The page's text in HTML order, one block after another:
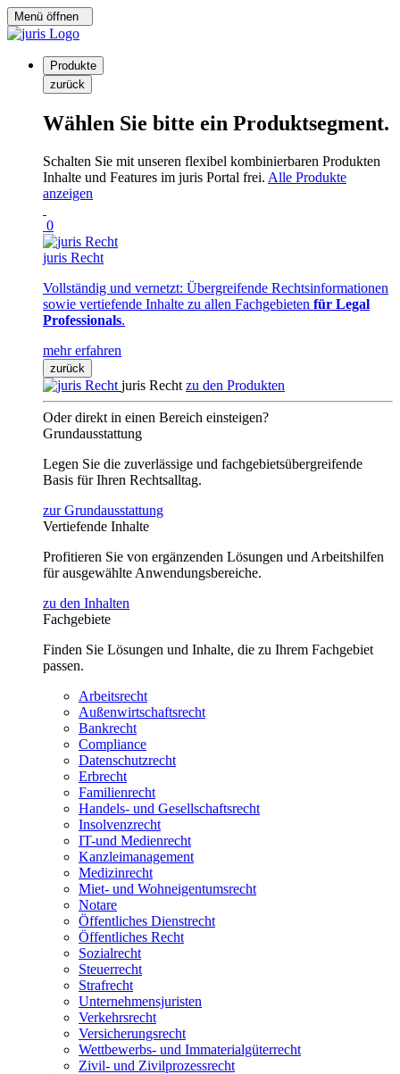
Menü öffnen
Produkte
zurück
Wählen Sie bitte ein Produktsegment.
Schalten Sie mit unseren flexibel kombinierbaren Produkten
Inhalte und Features im juris Portal frei. Alle Produkte
anzeigen
0
juris Recht
Vollständig und vernetzt: Übergreifende Rechtsinformationen
sowie vertiefende Inhalte zu allen Fachgebieten für Legal
Professionals.
mehr erfahren
zurück
juris Recht zu den Produkten
Oder direkt in einen Bereich einsteigen?
Grundausstattung
Legen Sie die zuverlässige und fachgebietsübergreifende
Basis für Ihren Rechtsalltag.
zur Grundausstattung
Vertiefende Inhalte
Profitieren Sie von ergänzenden Lösungen und Arbeitshilfen
für ausgewählte Anwendungsbereiche.
zu den Inhalten
Fachgebiete
Finden Sie Lösungen und Inhalte, die zu Ihrem Fachgebiet
passen.
Arbeitsrecht
Außenwirtschaftsrecht
Bankrecht
Compliance
Datenschutzrecht
Erbrecht
Familienrecht
Handels- und Gesellschaftsrecht
Insolvenzrecht
IT-und Medienrecht
Kanzleimanagement
Medizinrecht
Miet- und Wohneigentumsrecht
Notare
Öffentliches Dienstrecht
Öffentliches Recht
Sozialrecht
Steuerrecht
Strafrecht
Unternehmensjuristen
Verkehrsrecht
Versicherungsrecht
Wettbewerbs- und Immaterialgüterrecht
Zivil- und Zivilprozessrecht